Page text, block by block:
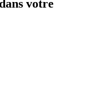
votre